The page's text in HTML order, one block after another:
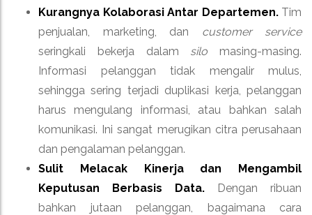
Kurangnya Kolaborasi Antar Departemen.Tim
penjualan, marketing, dan customer service
seringkali bekerja dalam silo masing-masing.
Informasi pelanggan tidak mengalir mulus,
sehingga sering terjadi duplikasi kerja, pelanggan
harus mengulang informasi, atau bahkan salah
komunikasi. Ini sangat merugikan citra perusahaan
dan pengalaman pelanggan.
Sulit Melacak Kinerja dan Mengambil
Keputusan Berbasis Data. Dengan ribuan
bahkan jutaan pelanggan, bagaimana cara